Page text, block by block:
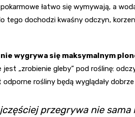
łatwo się wymywają, a
tego dochodzi kwaśny odczyn,
nie wygrywa się maksymalnym
jest „zrobienie gleby” pod roślinę:
rośliny będą wyglądały
przegrywa nie